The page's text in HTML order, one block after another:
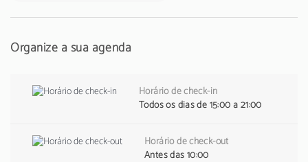
Organize a sua agenda
Horário de check-in
Todos os dias de 15:00 a 21:00
Horário de check-out
Antes das 10:00